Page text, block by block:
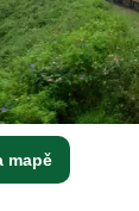
mapě